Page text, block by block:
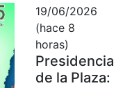
19/06/2026
(hace 8
horas)
Presidencia
de la Plaza: